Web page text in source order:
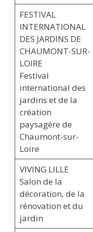
FESTIVAL
INTERNATIONAL
DES JARDINS DE
CHAUMONT-SUR-
LOIRE
Festival
international des
jardins et de la
création
paysagère de
Chaumont-sur-
Loire
VIVING LILLE
Salon de la
décoration, de la
rénovation et du
jardin